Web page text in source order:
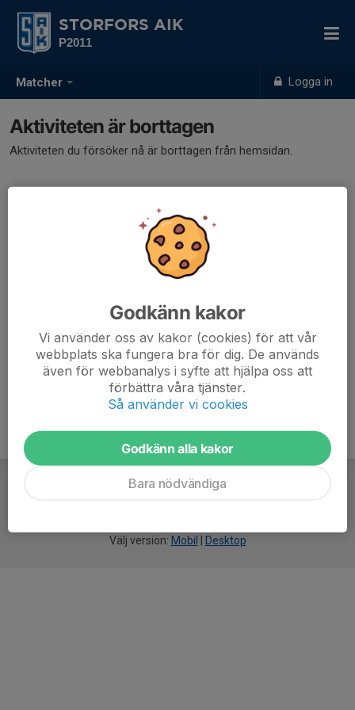
Matcher Logga in
STORFORS AIK
P2011
Aktiviteten är borttagen
Aktiviteten du försöker nå är borttagen från hemsidan.
Välj version: Mobil Desktop
Godkänn kakor
Vi använder oss av kakor (cookies) för att vår
webbplats ska fungera bra för dig. De används
även för webbanalys i syfte att hjälpa oss att
förbättra våra tjänster.
Så använder vi cookies
Godkänn alla kakor
Bara nödvändiga